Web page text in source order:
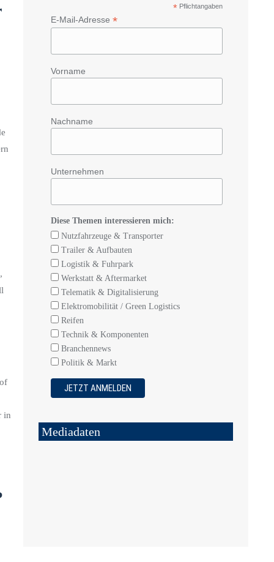
in
* Pflichtangaben
E-Mail-Adresse *
Vorname
Nachname
Unternehmen
Diese Themen interessieren mich:
Nutzfahrzeuge & Transporter
Trailer & Aufbauten
Logistik & Fuhrpark
Werkstatt & Aftermarket
Telematik & Digitalisierung
Elektromobilität / Green Logistics
Reifen
Technik & Komponenten
Branchennews
Politik & Markt
Mediadaten